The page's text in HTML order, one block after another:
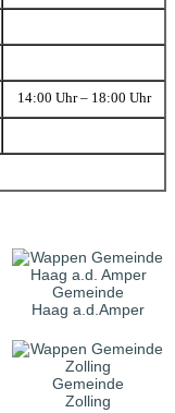
14:00 Uhr – 18:00 Uhr
Gemeinde
Haag a.d.Amper
Gemeinde
Zolling